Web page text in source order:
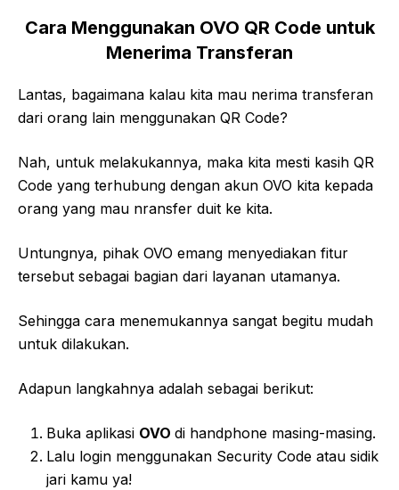
Cara Menggunakan OVO QR Code untuk
Menerima Transferan
Lantas, bagaimana kalau kita mau nerima transferan
dari orang lain menggunakan QR Code?
Nah, untuk melakukannya, maka kita mesti kasih QR
Code yang terhubung dengan akun OVO kita kepada
orang yang mau nransfer duit ke kita.
Untungnya, pihak OVO emang menyediakan fitur
tersebut sebagai bagian dari layanan utamanya.
Sehingga cara menemukannya sangat begitu mudah
untuk dilakukan.
Adapun langkahnya adalah sebagai berikut:
Buka aplikasi OVO di handphone masing-masing.
Lalu login menggunakan Security Code atau sidik
jari kamu ya!